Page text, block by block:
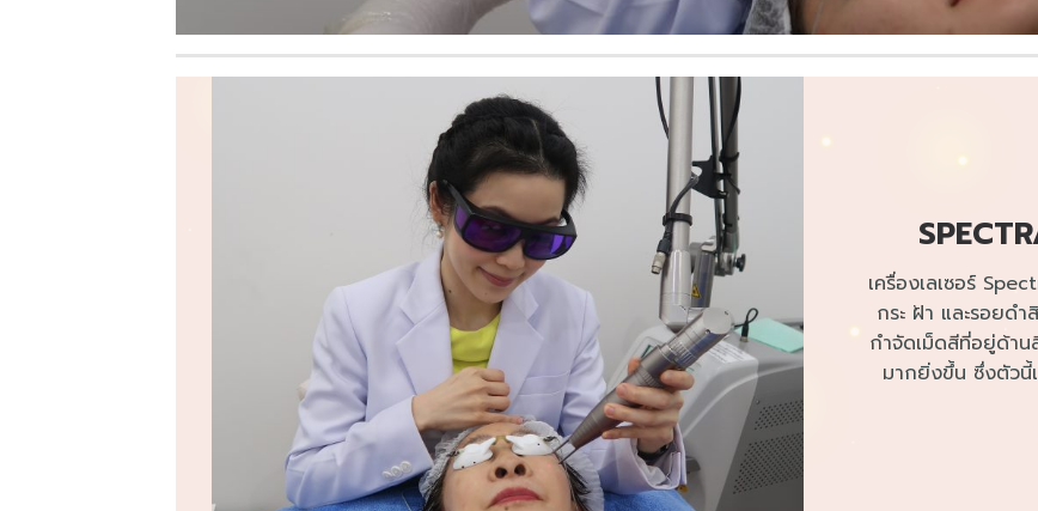
เครื่อง​เลเซอร์​
กระ​ ฝ้า​ และรอยด
กำจัดเม็ดสีที่อยู่​ด้าน
มากยิ่งขึ้น ซึ่งตัวนี้